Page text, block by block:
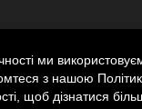
ми
з нашою
щоб дізнатися